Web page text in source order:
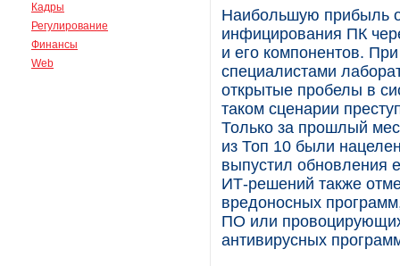
Кадры
Регулирование
Финансы
Web
Наибольшую прибыль
инфицирования ПК
и его компонентов.
специалистами
открытые пробелы в
таком сценарии
Только за прошлый
из Топ 10 были
выпустил обновления
ИТ-решений также
вредоносных
ПО или
антивирусных